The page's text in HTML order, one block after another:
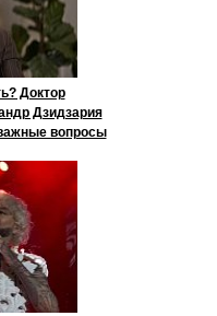
Доктор
Дзидзария
вопросы